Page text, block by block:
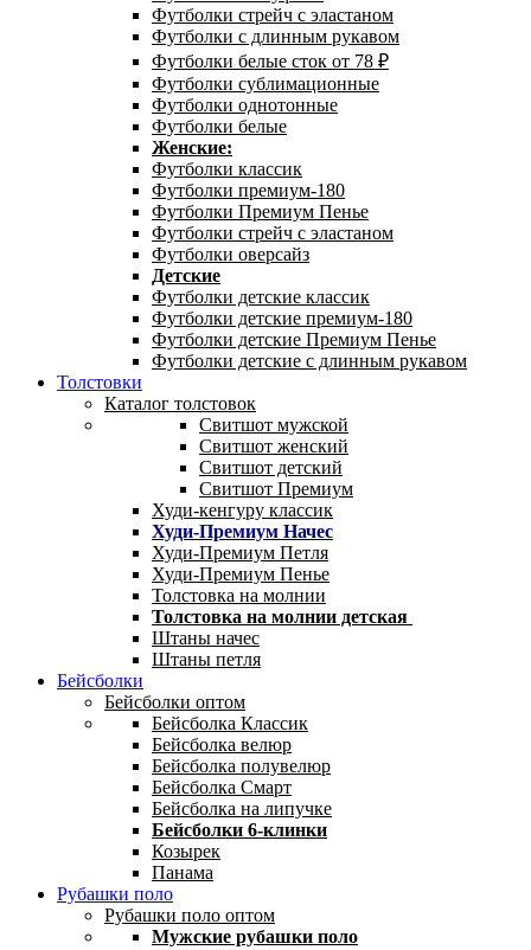
Футболки стрейч с эластаном
Футболки с длинным рукавом
Футболки белые сток от 78 ₽
Футболки сублимационные
Футболки однотонные
Футболки белые
Женские:
Футболки классик
Футболки премиум-180
Футболки Премиум Пенье
Футболки стрейч с эластаном
Футболки оверсайз
Детские
Футболки детские классик
Футболки детские премиум-180
Футболки детские Премиум Пенье
Футболки детские с длинным рукавом
Толстовки
Каталог толстовок
Свитшот мужской
Свитшот женский
Свитшот детский
Свитшот Премиум
Худи-кенгуру классик
Худи-Премиум Начес
Худи-Премиум Петля
Худи-Премиум Пенье
Толстовка на молнии
Толстовка на молнии детская
Штаны начес
Штаны петля
Бейсболки
Бейсболки оптом
Бейсболка Классик
Бейсболка велюр
Бейсболка полувелюр
Бейсболка Смарт
Бейсболка на липучке
Бейсболки 6-клинки
Козырек
Панама
Рубашки поло
Рубашки поло оптом
Мужские рубашки поло